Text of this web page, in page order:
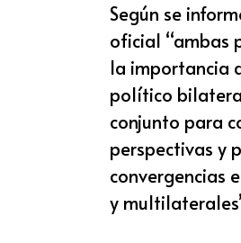
Según se
oficial “ambas
la importancia
político
conjunto para
perspectivas y
convergencias
y